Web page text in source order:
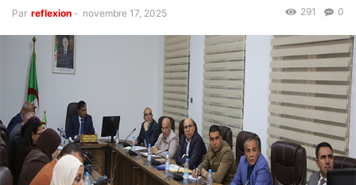
Par reflexion - novembre 17, 2025 0
291